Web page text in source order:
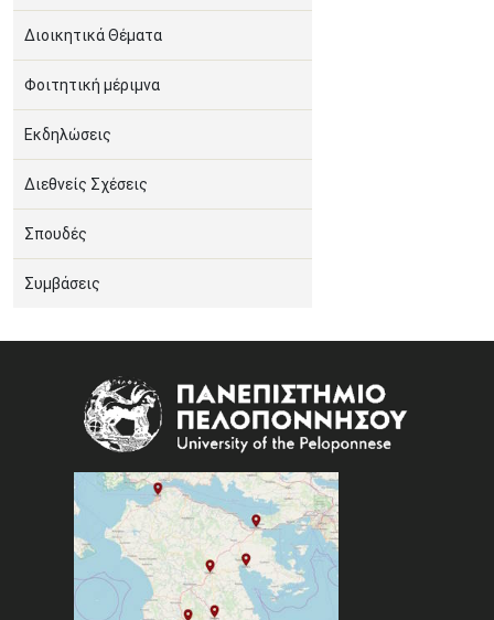
Διοικητικά Θέματα
Φοιτητική μέριμνα
Εκδηλώσεις
Διεθνείς Σχέσεις
Σπουδές
Συμβάσεις